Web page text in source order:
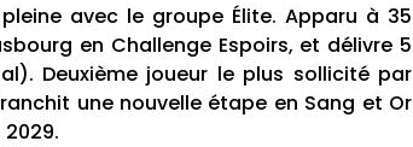
avec le groupe Élite. Apparu à 35
en Challenge Espoirs, et délivre 5
Deuxième joueur le plus sollicité par
une nouvelle étape en Sang et Or